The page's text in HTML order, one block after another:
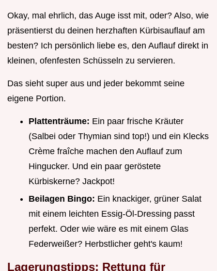
Okay, mal ehrlich, das Auge isst mit, oder? Also, wie
präsentierst du deinen herzhaften Kürbisauflauf am
besten? Ich persönlich liebe es, den Auflauf direkt in
kleinen, ofenfesten Schüsseln zu servieren.
Das sieht super aus und jeder bekommt seine
eigene Portion.
Plattenträume: Ein paar frische Kräuter
(Salbei oder Thymian sind top!) und ein Klecks
Crème fraîche machen den Auflauf zum
Hingucker. Und ein paar geröstete
Kürbiskerne? Jackpot!
Beilagen Bingo: Ein knackiger, grüner Salat
mit einem leichten Essig-Öl-Dressing passt
perfekt. Oder wie wäre es mit einem Glas
Federweißer? Herbstlicher geht's kaum!
Lagerungstipps: Rettung für